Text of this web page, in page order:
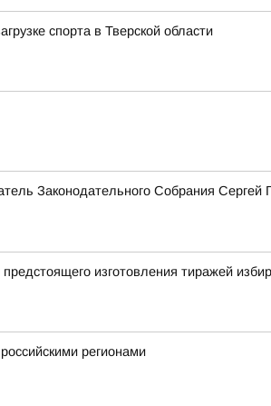
спорта в Тверской области
Законодательного Собрания
изготовления тиражей
регионами